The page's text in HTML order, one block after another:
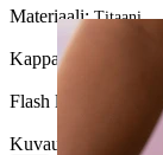
Materiaali:Titaani
Kappalemäärä:
Flash label: Ota 3,
Kuvaus